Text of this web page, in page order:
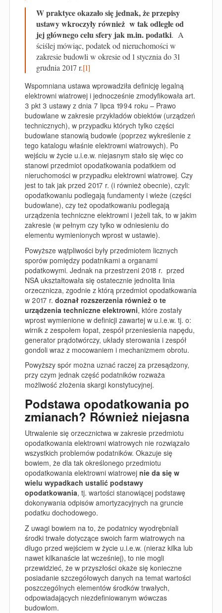
W praktyce okazało się jednak, że przepisy
ustawy wkroczyły również w tak odległe od
jej głównego celu sfery jak m.in. podatki. A
ściślej mówiąc, podatek od nieruchomości w
zakresie budowli w okresie od 1 stycznia do 31
grudnia 2017 r.[1]
Wspomniana ustawa wprowadziła definicję legalną
elektrowni wiatrowej i jednocześnie zmodyfikowała art.
3 pkt 3 ustawy z dnia 7 lipca 1994 roku – Prawo
budowlane w zakresie przykładów obiektów (urządzeń
technicznych), w przypadku których tylko części
budowlane stanowią budowle (poprzez wykreślenie z
tego katalogu właśnie elektrowni wiatrowych). Po
wejściu w życie u.i.e.w. niejasnym stało się więc co
stanowi przedmiot opodatkowania podatkiem od
nieruchomości w przypadku elektrowni wiatrowej. Czy
jest to tak jak przed 2017 r. (i również obecnie), czyli:
opodatkowaniu podlegają fundamenty i wieże (części
budowlane), czy też opodatkowaniu podlegają
urządzenia techniczne elektrowni i jeżeli tak, to w jakim
zakresie (w pełnym czy tylko w odniesieniu do
elementu wymienionych wprost w ustawie).
Powyższe wątpliwości były przedmiotem licznych
sporów pomiędzy podatnikami a organami
podatkowymi. Jednak na przestrzeni 2018 r. przed
NSA ukształtowała się ostatecznie jednolita linia
orzecznicza, zgodnie z którą przedmiot opodatkowania
w 2017 r. doznał rozszerzenia również o te
urządzenia techniczne elektrowni, które zostały
wprost wymienione w definicji zawartej w u.i.e.w. tj. o:
wirnik z zespołem łopat, zespół przeniesienia napędu,
generator prądotwórczy, układy sterowania i zespół
gondoli wraz z mocowaniem i mechanizmem obrotu.
Powyższy spór można uznać raczej za przesądzony,
przy czym jednak część podatników rozważa
możliwość złożenia skargi konstytucyjnej.
Podstawa opodatkowania po
zmianach? Również niejasna
Utrwalenie się orzecznictwa w zakresie przedmiotu
opodatkowania elektrowni wiatrowych nie rozwiązało
wszystkich problemów podatników. Okazuje się
bowiem, że dla tak określonego przedmiotu
opodatkowania elektrowni wiatrowej nie da się w
wielu wypadkach ustalić podstawy
opodatkowania, tj. wartości stanowiącej podstawę
dokonywania odpisów amortyzacyjnych na gruncie
podatku dochodowego.
Z uwagi bowiem na to, że podatnicy wyodrębniali
środki trwałe dotyczące swoich farm wiatrowych na
długo przed wejściem w życie u.i.e.w. (nieraz kilka lub
nawet kilkanaście lat wcześniej), to nie mogli
przewidzieć, że w przyszłości okaże się konieczne
posiadanie szczegółowych danych na temat wartości
poszczególnych elementów środków trwałych,
odpowiadających niezdefiniowanym wówczas
budowlom.